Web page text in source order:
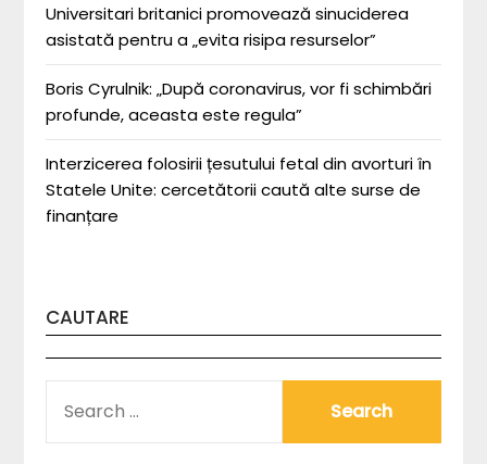
Universitari britanici promovează sinuciderea
asistată pentru a „evita risipa resurselor”
Boris Cyrulnik: „După coronavirus, vor fi schimbări
profunde, aceasta este regula”
Interzicerea folosirii țesutului fetal din avorturi în
Statele Unite: cercetătorii caută alte surse de
finanțare
CAUTARE
FOR: